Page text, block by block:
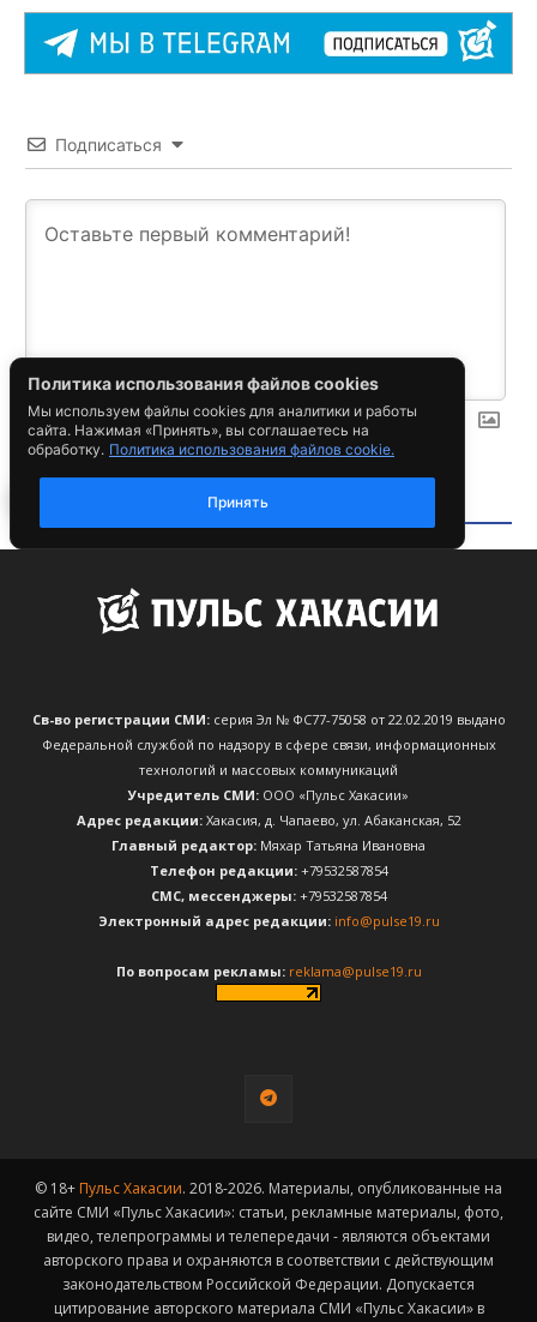
Св-во регистрации СМИ:серия Эл № ФС77-75058 от 22.02.2019 выдано
Федеральной службой по надзору в сфере связи, информационных
технологий и массовых коммуникаций
Учредитель СМИ: ООО «Пульс Хакасии»
Адрес редакции:Хакасия, д. Чапаево, ул. Абаканская, 52
Главный редактор: Мяхар Татьяна Ивановна
Телефон редакции:+79532587854
CМС, мессенджеры:+79532587854
Электронный адрес редакции: info@pulse19.ru
По вопросам рекламы: reklama@pulse19.ru
© 18+ Пульс Хакасии. 2018-2026. Материалы, опубликованные на
сайте СМИ «Пульс Хакасии»: статьи, рекламные материалы, фото,
видео, телепрограммы и телепередачи - являются объектами
авторского права и охраняются в соответствии с действующим
законодательством Российской Федерации. Допускается
цитирование авторского материала СМИ «Пульс Хакасии» в